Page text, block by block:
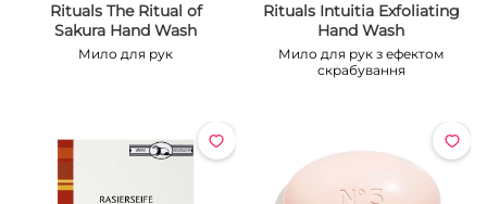
Rituals The Ritual of
Sakura Hand Wash
Мило для рук
Rituals Intuitia Exfoliating
Hand Wash
Мило для рук з ефектом
скрабування